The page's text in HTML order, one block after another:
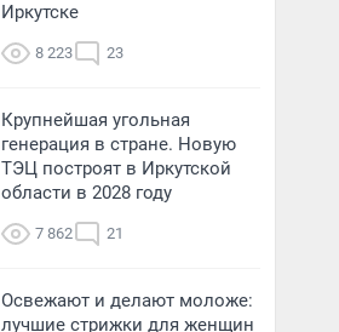
Иркутске
8 223 23
Крупнейшая угольная
генерация в стране. Новую
ТЭЦ построят в Иркутской
области в 2028 году
7 862 21
Освежают и делают моложе:
лучшие стрижки для женщин